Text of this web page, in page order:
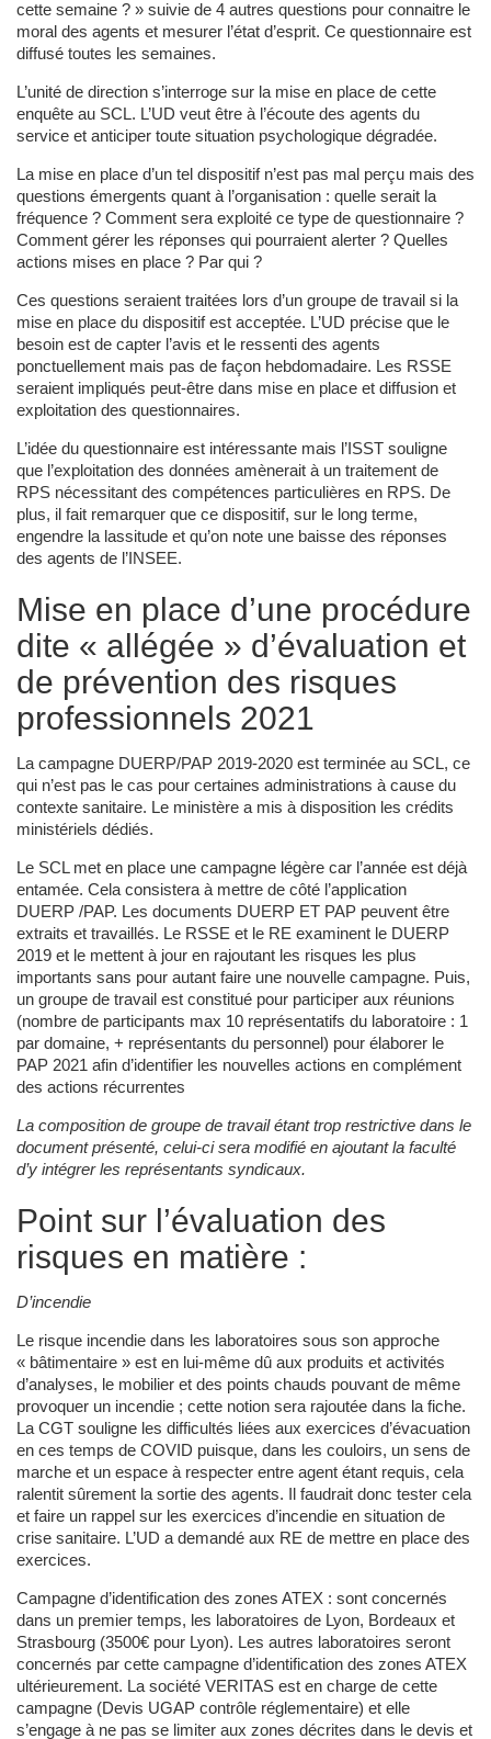
cette semaine ? » suivie de 4 autres questions pour connaitre le
moral des agents et mesurer l’état d’esprit. Ce questionnaire est
diffusé toutes les semaines.
L’unité de direction s’interroge sur la mise en place de cette
enquête au SCL. L’UD veut être à l’écoute des agents du
service et anticiper toute situation psychologique dégradée.
La mise en place d’un tel dispositif n’est pas mal perçu mais des
questions émergents quant à l’organisation : quelle serait la
fréquence ? Comment sera exploité ce type de questionnaire ?
Comment gérer les réponses qui pourraient alerter ? Quelles
actions mises en place ? Par qui ?
Ces questions seraient traitées lors d’un groupe de travail si la
mise en place du dispositif est acceptée. L’UD précise que le
besoin est de capter l’avis et le ressenti des agents
ponctuellement mais pas de façon hebdomadaire. Les RSSE
seraient impliqués peut-être dans mise en place et diffusion et
exploitation des questionnaires.
L’idée du questionnaire est intéressante mais l’ISST souligne
que l’exploitation des données amènerait à un traitement de
RPS nécessitant des compétences particulières en RPS. De
plus, il fait remarquer que ce dispositif, sur le long terme,
engendre la lassitude et qu’on note une baisse des réponses
des agents de l’INSEE.
Mise en place d’une procédure
dite « allégée » d’évaluation et
de prévention des risques
professionnels 2021
La campagne DUERP/PAP 2019-2020 est terminée au SCL, ce
qui n’est pas le cas pour certaines administrations à cause du
contexte sanitaire. Le ministère a mis à disposition les crédits
ministériels dédiés.
Le SCL met en place une campagne légère car l’année est déjà
entamée. Cela consistera à mettre de côté l’application
DUERP /PAP. Les documents DUERP ET PAP peuvent être
extraits et travaillés. Le RSSE et le RE examinent le DUERP
2019 et le mettent à jour en rajoutant les risques les plus
importants sans pour autant faire une nouvelle campagne. Puis,
un groupe de travail est constitué pour participer aux réunions
(nombre de participants max 10 représentatifs du laboratoire : 1
par domaine, + représentants du personnel) pour élaborer le
PAP 2021 afin d’identifier les nouvelles actions en complément
des actions récurrentes
La composition de groupe de travail étant trop restrictive dans le
document présenté, celui-ci sera modifié en ajoutant la faculté
d’y intégrer les représentants syndicaux.
Point sur l’évaluation des
risques en matière :
D’incendie
Le risque incendie dans les laboratoires sous son approche
« bâtimentaire » est en lui-même dû aux produits et activités
d’analyses, le mobilier et des points chauds pouvant de même
provoquer un incendie ; cette notion sera rajoutée dans la fiche.
La CGT souligne les difficultés liées aux exercices d’évacuation
en ces temps de COVID puisque, dans les couloirs, un sens de
marche et un espace à respecter entre agent étant requis, cela
ralentit sûrement la sortie des agents. Il faudrait donc tester cela
et faire un rappel sur les exercices d’incendie en situation de
crise sanitaire. L’UD a demandé aux RE de mettre en place des
exercices.
Campagne d’identification des zones ATEX : sont concernés
dans un premier temps, les laboratoires de Lyon, Bordeaux et
Strasbourg (3500€ pour Lyon). Les autres laboratoires seront
concernés par cette campagne d’identification des zones ATEX
ultérieurement. La société VERITAS est en charge de cette
campagne (Devis UGAP contrôle réglementaire) et elle
s’engage à ne pas se limiter aux zones décrites dans le devis et